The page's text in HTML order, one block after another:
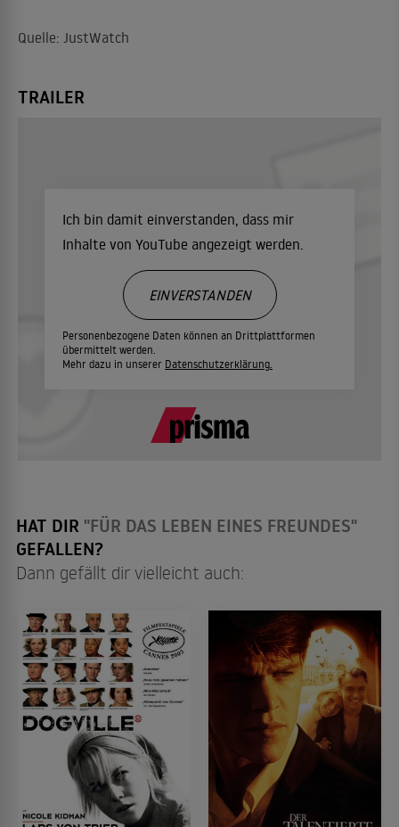
Quelle: JustWatch
TRAILER
Ich bin damit einverstanden, dass mir
Inhalte von YouTube angezeigt werden.
Personenbezogene Daten können an Drittplattformen
übermittelt werden.
Mehr dazu in unserer Datenschutzerklärung.
EINVERSTANDEN
HAT DIR "FÜR DAS LEBEN EINES FREUNDES"
GEFALLEN?
Dann gefällt dir vielleicht auch: